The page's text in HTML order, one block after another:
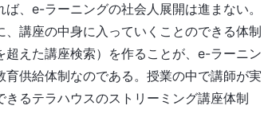
、e-ラーニングの社会人展開は進まない。
講座の中身に入っていくことのできる体制
超えた講座検索）を作ることが、e-ラーニン
供給体制なのである。授業の中で講師が実
るテラハウスのストリーミング講座体制